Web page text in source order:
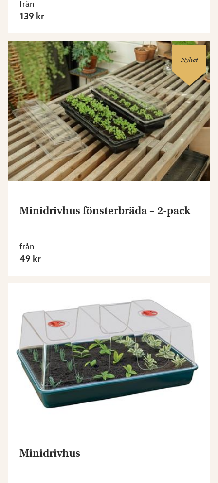
från
139 kr
Nyhet
Minidrivhus fönsterbräda – 2-pack
från
49 kr
Minidrivhus